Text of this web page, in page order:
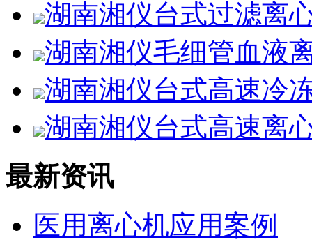
湖南湘仪台式过滤离
湖南湘仪毛细管血液
湖南湘仪台式高速冷
湖南湘仪台式高速离
最新资讯
医用离心机应用案例